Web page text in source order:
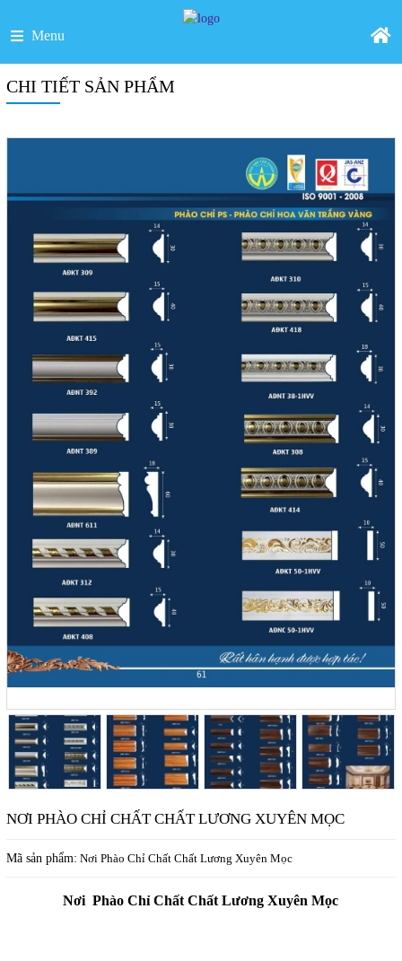
Menu
CHI TIẾT SẢN PHẨM
NƠI PHÀO CHỈ CHẤT CHẤT LƯƠNG XUYÊN MỌC
Mã sản phẩm: Nơi Phào Chỉ Chất Chất Lương Xuyên Mọc
Nơi Phào Chỉ Chất Chất Lương Xuyên Mọc